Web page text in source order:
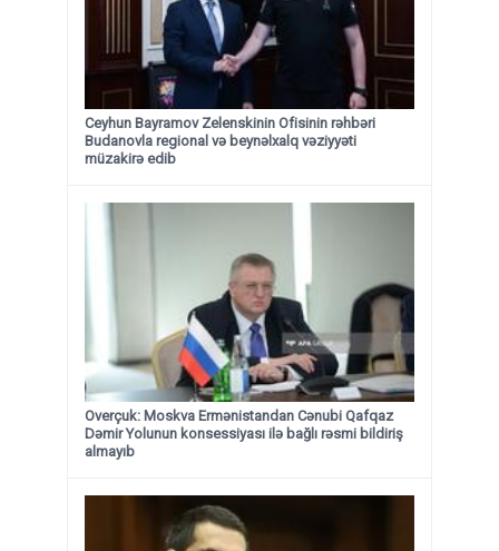
Ceyhun Bayramov Zelenskinin Ofisinin rəhbəri
Budanovla regional və beynəlxalq vəziyyəti
müzakirə edib
Overçuk: Moskva Ermənistandan Cənubi Qafqaz
Dəmir Yolunun konsessiyası ilə bağlı rəsmi bildiriş
almayıb